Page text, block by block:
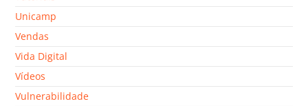
Unicamp
Vendas
Vida Digital
Vídeos
Vulnerabilidade